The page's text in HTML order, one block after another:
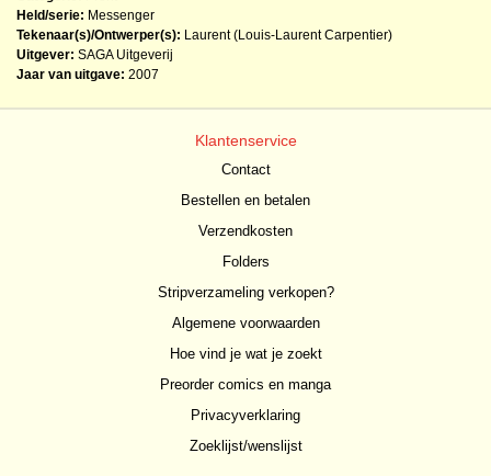
Held/serie: Messenger
Tekenaar(s)/Ontwerper(s): Laurent (Louis-Laurent Carpentier)
Uitgever: SAGA Uitgeverij
Jaar van uitgave: 2007
Klantenservice
Contact
Bestellen en betalen
Verzendkosten
Folders
Stripverzameling verkopen?
Algemene voorwaarden
Hoe vind je wat je zoekt
Preorder comics en manga
Privacyverklaring
Zoeklijst/wenslijst